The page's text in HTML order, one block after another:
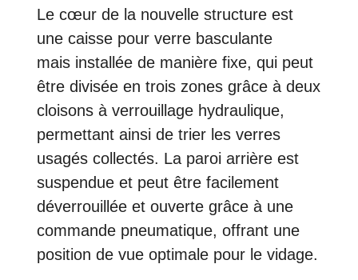
Le cœur de la nouvelle structure est
une caisse pour verre basculante
mais installée de manière fixe, qui peut
être divisée en trois zones grâce à deux
cloisons à verrouillage hydraulique,
permettant ainsi de trier les verres
usagés collectés. La paroi arrière est
suspendue et peut être facilement
déverrouillée et ouverte grâce à une
commande pneumatique, offrant une
position de vue optimale pour le vidage.